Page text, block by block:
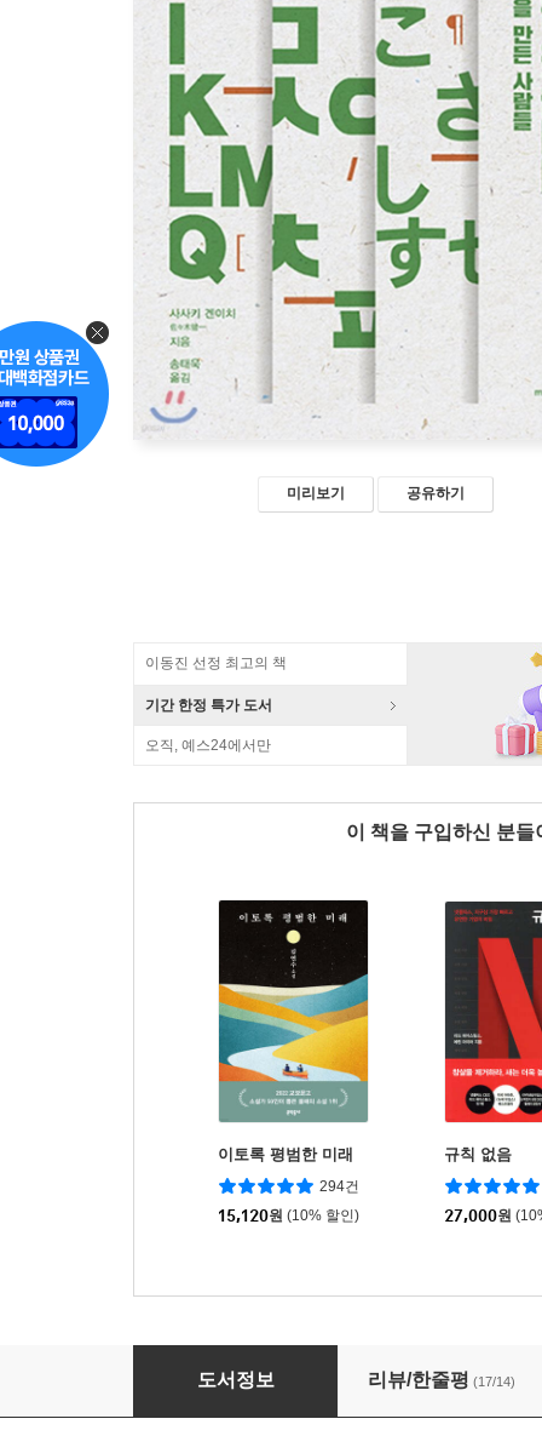
미리보기 공유하기
이동진 선정 최고의 책
기간 한정 특가 도서
오직, 예스24에서만
이 책을 구입하신 분
이토록 평범한 미래
294건
15,120원 (10% 할인)
규칙 없음
27,000원
새로운 단어를 찾습니다
도서정보 리뷰/한줄평 (17/14)